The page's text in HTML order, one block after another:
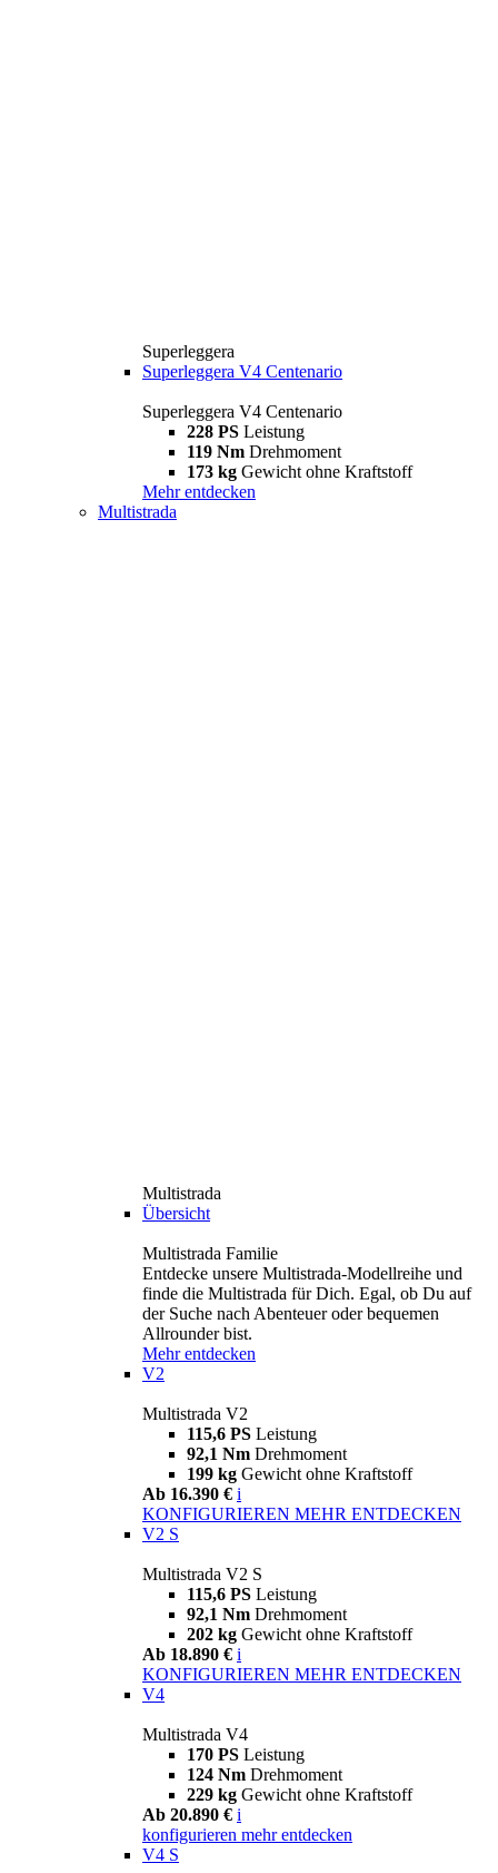
Superleggera
Superleggera V4 Centenario
Superleggera V4 Centenario
228 PS Leistung
119 Nm Drehmoment
173 kg Gewicht ohne Kraftstoff
Mehr entdecken
Multistrada
Multistrada
Übersicht
Multistrada Familie
Entdecke unsere Multistrada-Modellreihe und
finde die Multistrada für Dich. Egal, ob Du auf
der Suche nach Abenteuer oder bequemen
Allrounder bist.
Mehr entdecken
V2
Multistrada V2
115,6 PS Leistung
92,1 Nm Drehmoment
199 kg Gewicht ohne Kraftstoff
Ab 16.390 € i
KONFIGURIEREN MEHR ENTDECKEN
V2 S
Multistrada V2 S
115,6 PS Leistung
92,1 Nm Drehmoment
202 kg Gewicht ohne Kraftstoff
Ab 18.890 € i
KONFIGURIEREN MEHR ENTDECKEN
V4
Multistrada V4
170 PS Leistung
124 Nm Drehmoment
229 kg Gewicht ohne Kraftstoff
Ab 20.890 € i
konfigurieren mehr entdecken
V4 S